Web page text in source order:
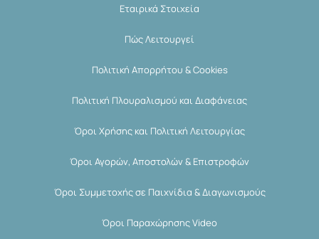
Εταιρικά Στοιχεία
Πώς Λειτουργεί
Πολιτική Απορρήτου & Cookies
Πολιτική Πλουραλισμού και Διαφάνειας
Όροι Χρήσης και Πολιτική Λειτουργίας
Όροι Αγορών, Αποστολών & Επιστροφών
Όροι Συμμετοχής σε Παιχνίδια & Διαγωνισμούς
Όροι Παραχώρησης Video